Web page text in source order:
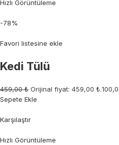
Hızlı Görüntüleme
-78%
Favori listesine ekle
Kedi Tülü
459,00 ₺ Orijinal fiyat: 459,00 ₺.
Sepete Ekle
Karşılaştır
Hızlı Görüntüleme